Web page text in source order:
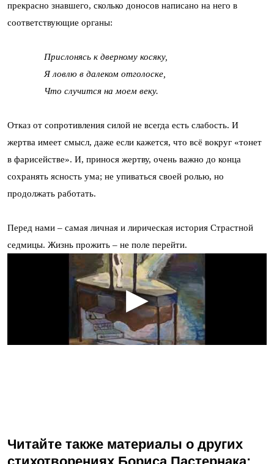
прекрасно знавшего, сколько доносов написано на него в
соответствующие органы:
Прислонясь к дверному косяку,
Я ловлю в далеком отголоске,
Что случится на моем веку.
Отказ от сопротивления силой не всегда есть слабость. И
жертва имеет смысл, даже если кажется, что всё вокруг «тонет
в фарисействе». И, принося жертву, очень важно до конца
сохранять ясность ума; не упиваться своей ролью, но
продолжать работать.
Перед нами – самая личная и лирическая история Страстной
седмицы. Жизнь прожить – не поле перейти.
Читайте также материалы о других
стихотворениях Бориса Пастернака: